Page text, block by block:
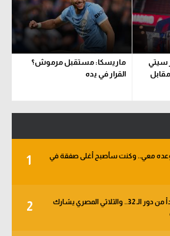
سيتي
ماريسكا: مستقبل مرموش؟
القرار في يده
1
بوعده معي.. وكنت سأصبح أغلى صفقة في
2
خبر في الجول - الأهلي يبدأ من دور الـ 32.. والثلاثي المصري يشارك